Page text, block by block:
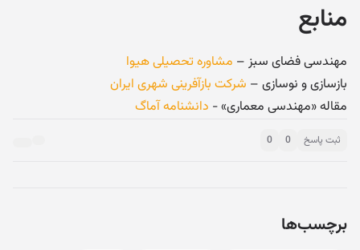
منابع
مهندسی فضای سبز – مشاوره تحصیلی هیوا
بازسازی و نوسازی – شرکت بازآفرینی شهری ایران
مقاله «مهندسی معماری» - دانشنامه آماگ
ثبت پاسخ 0
0
برچسب‌ها